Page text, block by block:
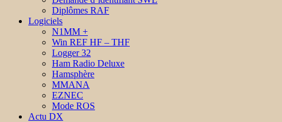
Diplômes RAF
Logiciels
N1MM +
Win REF HF – THF
Logger 32
Ham Radio Deluxe
Hamsphère
MMANA
EZNEC
Mode ROS
Actu DX